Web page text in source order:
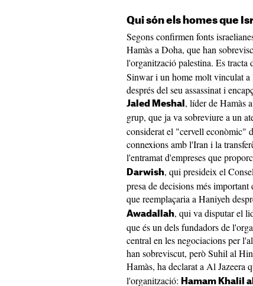
Qui són els homes que
Segons confirmen fonts
Hamàs a Doha, que han
l'organització palestina. Es tracta
Sinwar i un home molt vinculat a
després del seu assassinat i
Jaled Meshal , líder de Hamàs
grup, que ja va sobreviure a un
considerat el "cervell econòmic"
connexions amb l'Iran i la
l'entramat d'empreses que
Darwish, qui presideix el
presa de decisions més
que reemplaçaria a Haniyeh
Awadallah, qui va disputar el
que és un dels fundadors de
central en les negociacions per
han sobreviscut, però Suhil al
Hamàs, ha declarat a Al Jazeera
l'organització: Hamam Khalil